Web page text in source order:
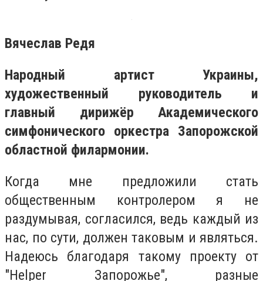
Вячеслав Редя
Народный артист Украины,
художественный руководитель и
главный дирижёр Академического
симфонического оркестра Запорожской
областной филармонии.
Когда мне предложили стать
общественным контролером я не
раздумывая, согласился, ведь каждый из
нас, по сути, должен таковым и являться.
Надеюсь благодаря такому проекту от
"Helper Запорожье", разные